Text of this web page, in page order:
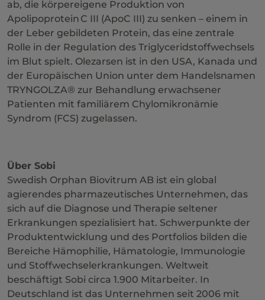
ab, die körpereigene Produktion von
Apolipoprotein C III (ApoC III) zu senken – einem in
der Leber gebildeten Protein, das eine zentrale
Rolle in der Regulation des Triglyceridstoffwechsels
im Blut spielt. Olezarsen ist in den USA, Kanada und
der Europäischen Union unter dem Handelsnamen
TRYNGOLZA® zur Behandlung erwachsener
Patienten mit familiärem Chylomikronämie
Syndrom (FCS) zugelassen.
Über Sobi
Swedish Orphan Biovitrum AB ist ein global
agierendes pharmazeutisches Unternehmen, das
sich auf die Diagnose und Therapie seltener
Erkrankungen spezialisiert hat. Schwerpunkte der
Produktentwicklung und des Portfolios bilden die
Bereiche Hämophilie, Hämatologie, Immunologie
und Stoffwechselerkrankungen. Weltweit
beschäftigt Sobi circa 1.900 Mitarbeiter. In
Deutschland ist das Unternehmen seit 2006 mit